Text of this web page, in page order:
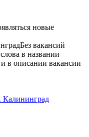
новые
Без вакансий
в названии
в описании вакансии
Калининград